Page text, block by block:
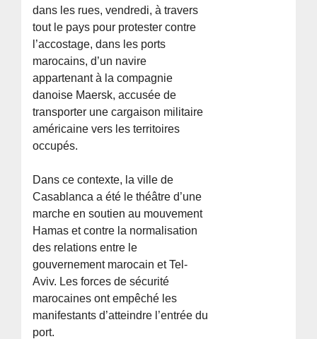
dans les rues, vendredi, à travers
tout le pays pour protester contre
l’accostage, dans les ports
marocains, d’un navire
appartenant à la compagnie
danoise Maersk, accusée de
transporter une cargaison militaire
américaine vers les territoires
occupés.
Dans ce contexte, la ville de
Casablanca a été le théâtre d’une
marche en soutien au mouvement
Hamas et contre la normalisation
des relations entre le
gouvernement marocain et Tel-
Aviv. Les forces de sécurité
marocaines ont empêché les
manifestants d’atteindre l’entrée du
port.